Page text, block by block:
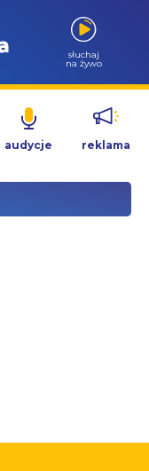
słuchaj
na żywo
audycje reklama